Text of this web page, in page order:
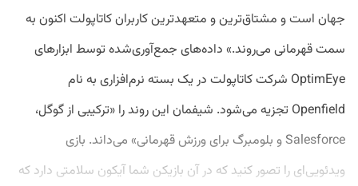
جهان است و مشتاق‌ترین و متعهدترین کاربران کاتاپولت اکنون به
سمت قهرمانی می‌روند.» داده‌های جمع‌آوری‌شده توسط ابزارهای
OptimEye شرکت کاتاپولت در یک بسته نرم‌افزاری به نام
Openfield تجزیه می‌شود. شیفمان این روند را «ترکیبی از گوگل،
Salesforce و بلومبرگ برای ورزش قهرمانی» می‌داند. بازی
ویدئویی‌ای را تصور کنید که در آن بازیکن شما آیکون سلامتی دارد که